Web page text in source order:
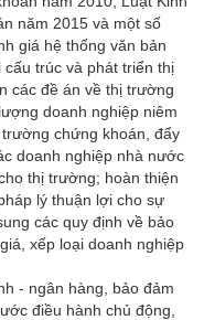
năm 2015 và một số
giá hệ thống văn bản
trúc và phát triển thị
các đề án về thị trường
doanh nghiệp niêm
chứng khoán, đẩy
doanh nghiệp nhà nước
thị trường; hoàn thiện
lý thuận lợi cho sự
các quy định về bảo
xếp loại doanh nghiệp
- ngân hàng, bảo đảm
điều hành chủ động,